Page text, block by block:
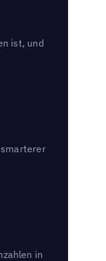
ist, und
in